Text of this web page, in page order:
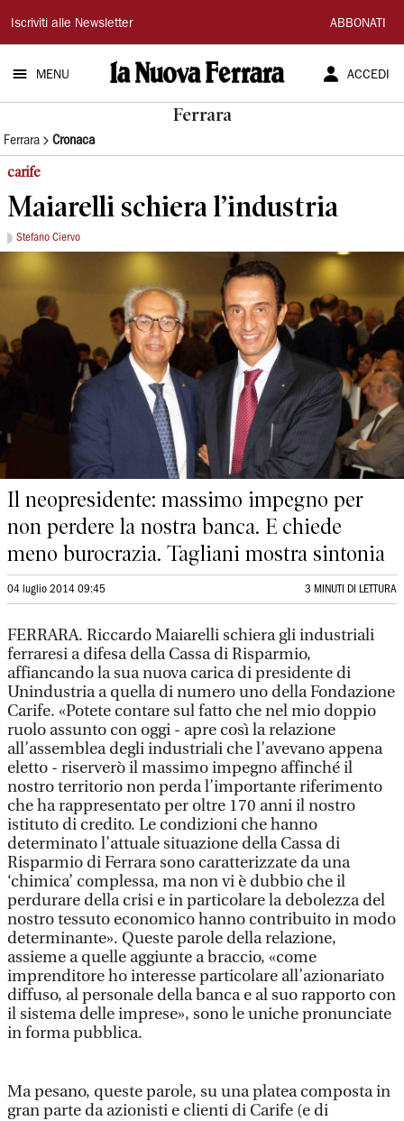
La
Nuova
Ferrara
Iscriviti alle Newsletter ABBONATI
MENU ACCEDI
Ferrara
Ferrara Cronaca
carife
Maiarelli schiera l’industria
Stefano Ciervo
Il neopresidente: massimo impegno per
non perdere la nostra banca. E chiede
meno burocrazia. Tagliani mostra sintonia
04 luglio 2014 09:45 3 MINUTI DI LETTURA
FERRARA. Riccardo Maiarelli schiera gli industriali
ferraresi a difesa della Cassa di Risparmio,
affiancando la sua nuova carica di presidente di
Unindustria a quella di numero uno della Fondazione
Carife. «Potete contare sul fatto che nel mio doppio
ruolo assunto con oggi - apre così la relazione
all’assemblea degli industriali che l’avevano appena
eletto - riserverò il massimo impegno affinché il
nostro territorio non perda l’importante riferimento
che ha rappresentato per oltre 170 anni il nostro
istituto di credito. Le condizioni che hanno
determinato l’attuale situazione della Cassa di
Risparmio di Ferrara sono caratterizzate da una
‘chimica’ complessa, ma non vi è dubbio che il
perdurare della crisi e in particolare la debolezza del
nostro tessuto economico hanno contribuito in modo
determinante». Queste parole della relazione,
assieme a quelle aggiunte a braccio, «come
imprenditore ho interesse particolare all’azionariato
diffuso, al personale della banca e al suo rapporto con
il sistema delle imprese», sono le uniche pronunciate
in forma pubblica.
Ma pesano, queste parole, su una platea composta in
gran parte da azionisti e clienti di Carife (e di